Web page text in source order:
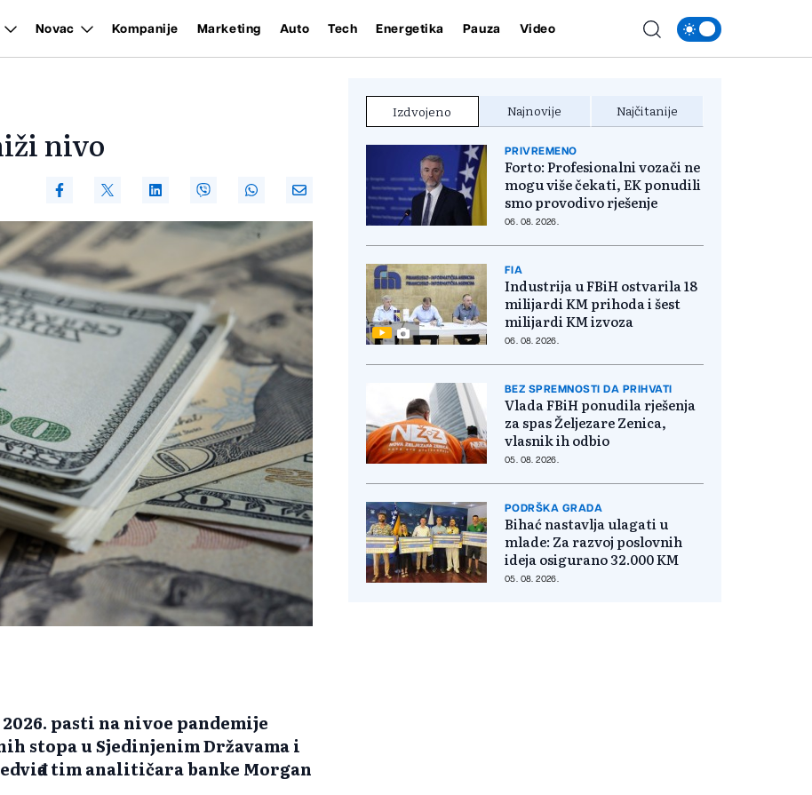
Novac Kompanije Marketing Auto Tech Energetika Pauza Video
nivo
pasti na nivoe pandemije
stopa u Sjedinjenim Državama i
tim analitičara banke Morgan
Izdvojeno Najnovije Najčitanije
PRIVREMENO
Forto: Profesionalni vozači ne
mogu više čekati, EK ponudili
smo provodivo rješenje
06. 08. 2026.
FIA
Industrija u FBiH ostvarila 18
milijardi KM prihoda i šest
milijardi KM izvoza
06. 08. 2026.
BEZ SPREMNOSTI DA PRIHVATI
Vlada FBiH ponudila rješenja
za spas Željezare Zenica,
vlasnik ih odbio
05. 08. 2026.
PODRŠKA GRADA
Bihać nastavlja ulagati u
mlade: Za razvoj poslovnih
ideja osigurano 32.000 KM
05. 08. 2026.